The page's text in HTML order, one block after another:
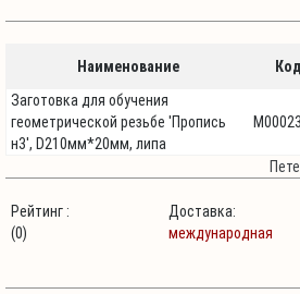
Наименование Код
Заготовка для обучения
геометрической резьбе 'Пропись
н3', D210мм*20мм, липа
Рейтинг :
(0)
Доставка:
международная